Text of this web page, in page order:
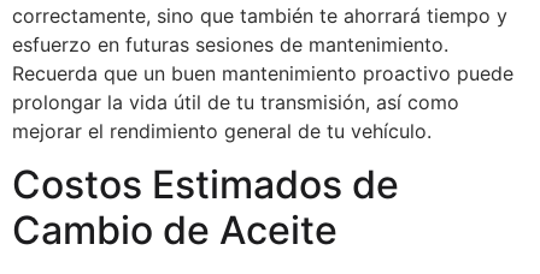
correctamente, sino que también te ahorrará tiempo y
esfuerzo en futuras sesiones de mantenimiento.
Recuerda que un buen mantenimiento proactivo puede
prolongar la vida útil de tu transmisión, así como
mejorar el rendimiento general de tu vehículo.
Costos Estimados de
Cambio de Aceite